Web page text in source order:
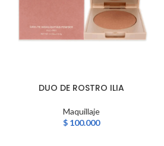
AÑADIR AL CARRITO
DUO DE ROSTRO ILIA
Maquillaje
$ 100.000